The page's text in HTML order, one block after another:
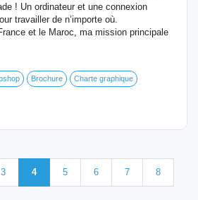
! Un ordinateur et une connexion
travailler de n’importe où.
et le Maroc, ma mission principale
Brochure Charte graphique
3 4 5 6 7 8